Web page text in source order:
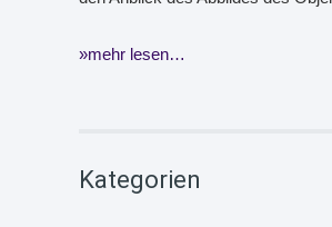
mehr lesen…
Kategorien